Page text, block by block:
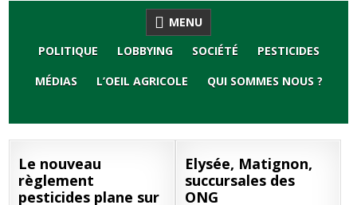
MENU
POLITIQUE
LOBBYING SOCIÉTÉ
PESTICIDES
MÉDIAS
L’OEIL AGRICOLE QUI SOMMES NOUS ?
Le nouveau
règlement
pesticides plane sur
08
JUIL
Elysée, Matignon,
succursales des
ONG